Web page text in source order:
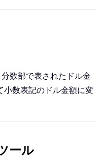
数部で表されたドル金
小数表記のドル金額に変
ール